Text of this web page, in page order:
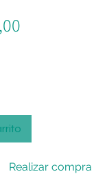
Realizar compra